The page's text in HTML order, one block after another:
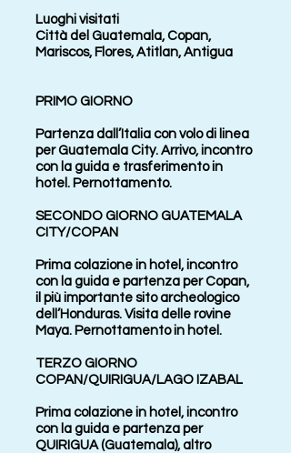
Luoghi visitati
Città del Guatemala, Copan,
Mariscos, Flores, Atitlan, Antigua
PRIMO GIORNO
Partenza dall’Italia con volo di linea
per Guatemala City. Arrivo, incontro
con la guida e trasferimento in
hotel. Pernottamento.
SECONDO GIORNO GUATEMALA
CITY/COPAN
Prima colazione in hotel, incontro
con la guida e partenza per Copan,
il più importante sito archeologico
dell’Honduras. Visita delle rovine
Maya. Pernottamento in hotel.
TERZO GIORNO
COPAN/QUIRIGUA/LAGO IZABAL
Prima colazione in hotel, incontro
con la guida e partenza per
QUIRIGUA (Guatemala), altro